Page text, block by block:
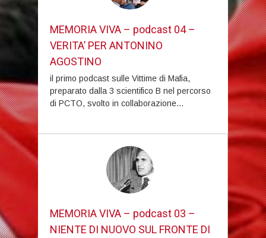
MEMORIA VIVA – podcast 04 –
VERITA’ PER ANTONINO
AGOSTINO
il primo podcast sulle Vittime di Mafia,
preparato dalla 3 scientifico B nel percorso
di PCTO, svolto in collaborazione...
MEMORIA VIVA – podcast 03 –
NIENTE DI NUOVO SUL FRONTE DI